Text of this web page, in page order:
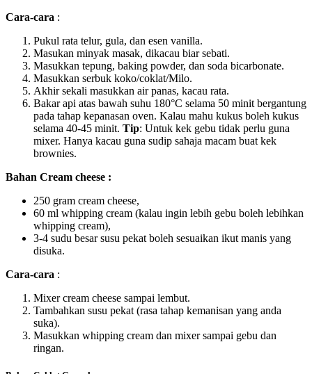
Cara-cara :
Pukul rata telur, gula, dan esen vanilla.
Masukan minyak masak, dikacau biar sebati.
Masukkan tepung, baking powder, dan soda bicarbonate.
Masukkan serbuk koko/coklat/Milo.
Akhir sekali masukkan air panas, kacau rata.
Bakar api atas bawah suhu 180°C selama 50 minit bergantung
pada tahap kepanasan oven. Kalau mahu kukus boleh kukus
selama 40-45 minit. Tip: Untuk kek gebu tidak perlu guna
mixer. Hanya kacau guna sudip sahaja macam buat kek
brownies.
Bahan Cream cheese :
250 gram cream cheese,
60 ml whipping cream (kalau ingin lebih gebu boleh lebihkan
whipping cream),
3-4 sudu besar susu pekat boleh sesuaikan ikut manis yang
disuka.
Cara-cara :
Mixer cream cheese sampai lembut.
Tambahkan susu pekat (rasa tahap kemanisan yang anda
suka).
Masukkan whipping cream dan mixer sampai gebu dan
ringan.